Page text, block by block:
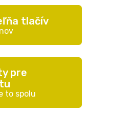
tlačív
pre
to spolu